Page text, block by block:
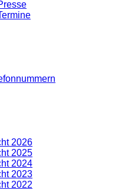
2026
2025
2024
2023
2022